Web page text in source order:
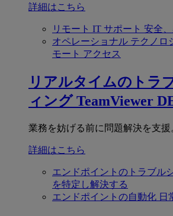
詳細はこちら
リモート IT サポート 安全
オペレーショナル テクノロ
モート アクセス
リアルタイムのトラ
ィング TeamViewer
業務を妨げる前に問題解決を支援
詳細はこちら
エンドポイントのトラブル
を特定し解決する
エンドポイントの自動化 日